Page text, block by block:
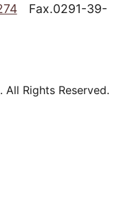
Fax.0291-39-
. All Rights Reserved.